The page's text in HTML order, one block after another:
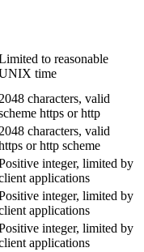
to reasonable
time
2048 characters, valid
https or http
2048 characters, valid
or http scheme
integer, limited by
applications
integer, limited by
applications
integer, limited by
applications